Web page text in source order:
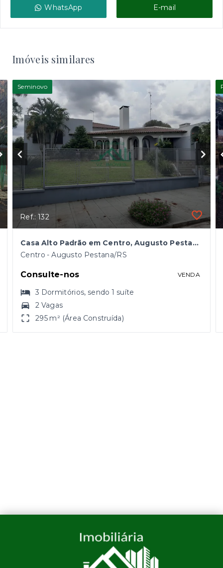
WhatsApp E-mail
Imóveis similares
Seminovo
Ref.: 132
Casa Alto Padrão em Centro, Augusto Pestana/RS
Centro - Augusto Pestana/RS
Consulte-nos VENDA
3 Dormitórios, sendo1 suíte
2 Vagas
295 m² (Área Construída)